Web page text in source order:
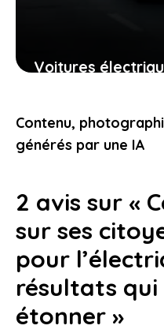
Voitures
portefeuille
15 février 2026
Contenu,
générés par une IA
2 avis sur «
sur ses
pour
résultats
étonner »